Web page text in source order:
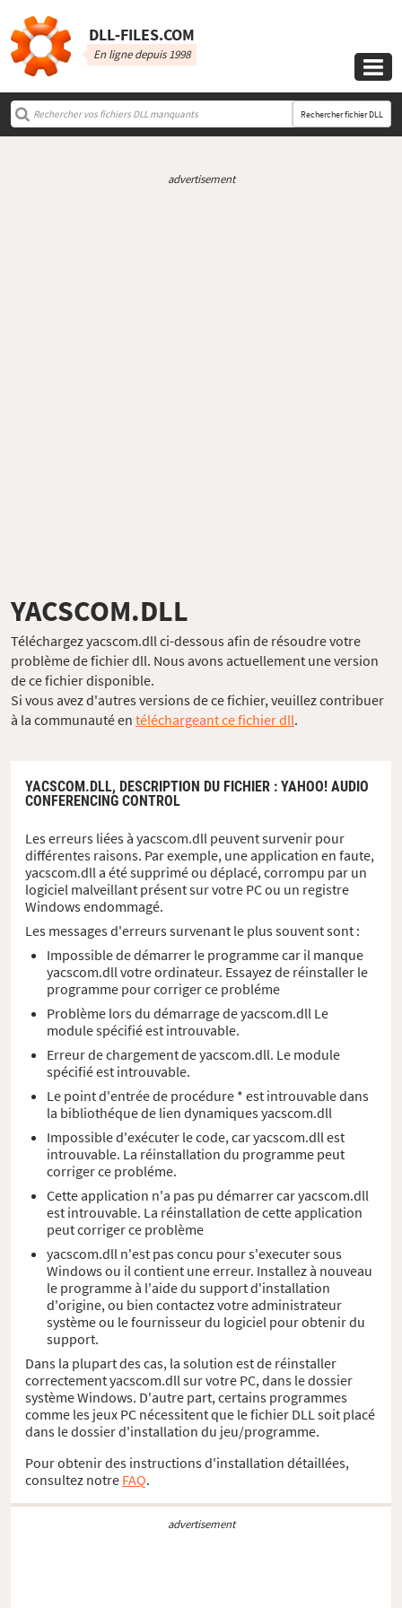
DLL‑FILES.COM
En ligne depuis 1998

Rechercher fichier DLL
advertisement
YACSCOM.DLL
Téléchargez yacscom.dll ci-dessous afin de résoudre votre
problème de fichier dll. Nous avons actuellement une version
de ce fichier disponible.
Si vous avez d'autres versions de ce fichier, veuillez contribuer
à la communauté en téléchargeant ce fichier dll.
YACSCOM.DLL, DESCRIPTION DU FICHIER : YAHOO! AUDIO
CONFERENCING CONTROL
Les erreurs liées à yacscom.dll peuvent survenir pour
différentes raisons. Par exemple, une application en faute,
yacscom.dll a été supprimé ou déplacé, corrompu par un
logiciel malveillant présent sur votre PC ou un registre
Windows endommagé.
Les messages d'erreurs survenant le plus souvent sont :
Impossible de démarrer le programme car il manque
yacscom.dll votre ordinateur. Essayez de réinstaller le
programme pour corriger ce probléme
Problème lors du démarrage de yacscom.dll Le
module spécifié est introuvable.
Erreur de chargement de yacscom.dll. Le module
spécifié est introuvable.
Le point d'entrée de procédure * est introuvable dans
la bibliothéque de lien dynamiques yacscom.dll
Impossible d'exécuter le code, car yacscom.dll est
introuvable. La réinstallation du programme peut
corriger ce probléme.
Cette application n'a pas pu démarrer car yacscom.dll
est introuvable. La réinstallation de cette application
peut corriger ce problème
yacscom.dll n'est pas concu pour s'executer sous
Windows ou il contient une erreur. Installez à nouveau
le programme à l'aide du support d'installation
d'origine, ou bien contactez votre administrateur
système ou le fournisseur du logiciel pour obtenir du
support.
Dans la plupart des cas, la solution est de réinstaller
correctement yacscom.dll sur votre PC, dans le dossier
système Windows. D'autre part, certains programmes
comme les jeux PC nécessitent que le fichier DLL soit placé
dans le dossier d'installation du jeu/programme.
Pour obtenir des instructions d'installation détaillées,
consultez notre FAQ.
advertisement